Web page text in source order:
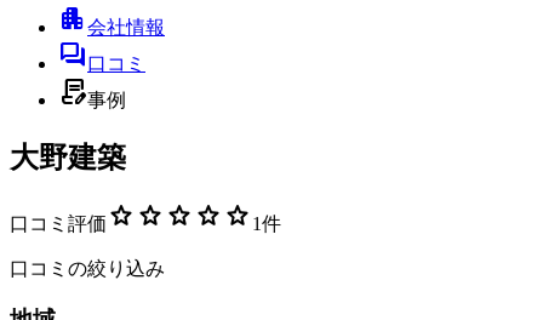
apartment会社情報
forum口コミ
contract_edit事例
大野建築
口コミ評価 star star star star star 1件
口コミの絞り込み